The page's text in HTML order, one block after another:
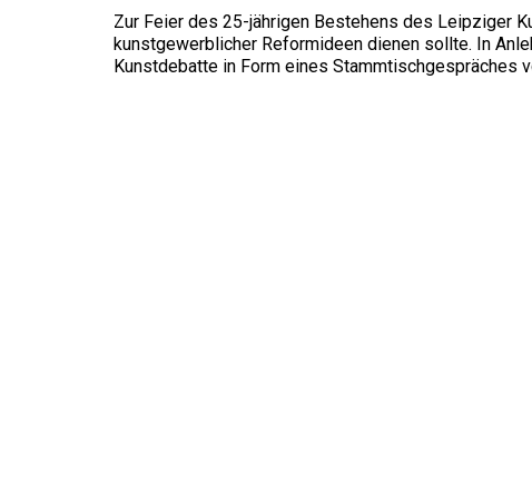
Zur Feier des 25-jährigen Bestehens des Leipziger
kunstgewerblicher Reformideen dienen sollte. In
Kunstdebatte in Form eines Stammtischgespräches